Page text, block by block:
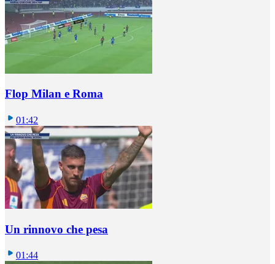
Flop Milan e Roma
01:42
Un rinnovo che pesa
01:44